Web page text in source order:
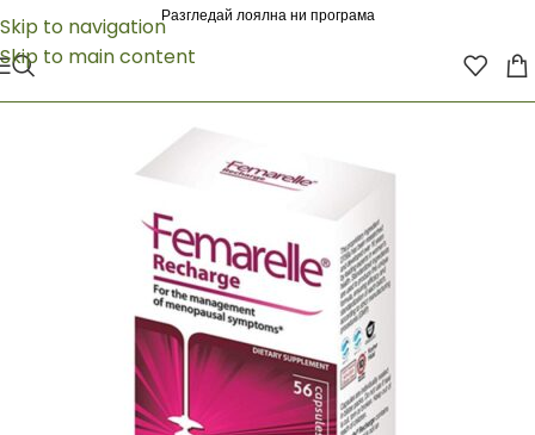
Skip to navigation
Skip to main content
Разгледай лоялна ни програма